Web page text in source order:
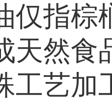
仅指棕
天然
工艺加